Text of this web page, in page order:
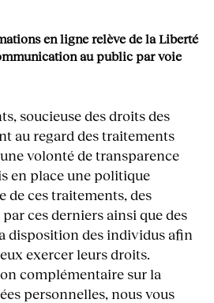
en ligne relève de la Liberté
au public par voie
soucieuse des droits des
au regard des traitements
volonté de transparence
en place une politique
de ces traitements, des
ces derniers ainsi que des
disposition des individus afin
exercer leurs droits.
complémentaire sur la
personnelles, nous vous